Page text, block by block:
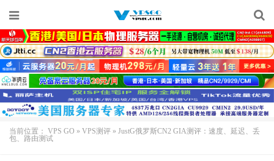
当前位置： VPS GO » VPS测评 » JustG俄罗斯CN2 GIA测评：速度、延迟、丢
包、路由测试